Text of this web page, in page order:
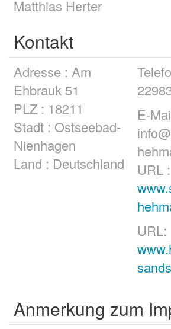
Matthias Herter
Kontakt
Adresse : Am
Ehbrauk 51
PLZ : 18211
Stadt : Ostseebad-
Nienhagen
Land : Deutschland
E-
URL :
URL:
Anmerkung zum